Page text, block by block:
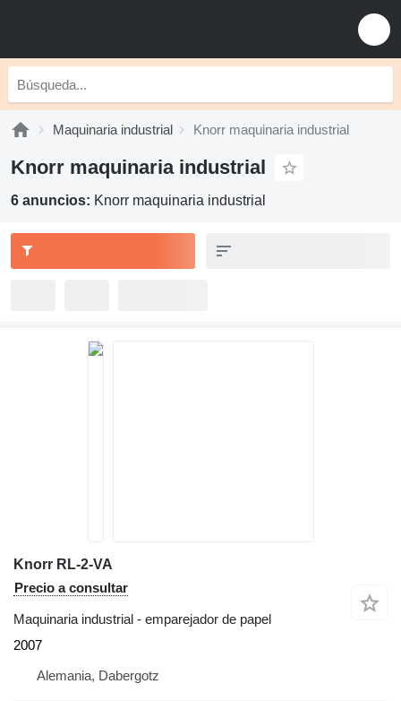
Maquinaria industrial Knorr maquinaria industrial
Knorr maquinaria industrial
6 anuncios: Knorr maquinaria industrial
Knorr RL-2-VA
Precio a consultar
Maquinaria industrial - emparejador de papel
2007
Alemania, Dabergotz